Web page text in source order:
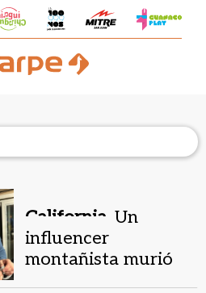
California. Un
influencer
montañista murió